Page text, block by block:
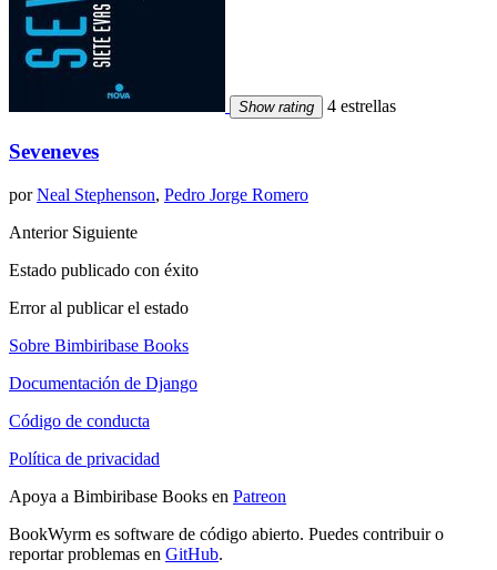
Show rating 4 estrellas
Seveneves
porNeal Stephenson, Pedro Jorge Romero
Anterior Siguiente
Estado publicado con éxito
Error al publicar el estado
Sobre Bimbiribase Books
Documentación de Django
Código de conducta
Política de privacidad
Apoya a Bimbiribase Books en Patreon
BookWyrm es software de código abierto. Puedes contribuir o
reportar problemas en GitHub.